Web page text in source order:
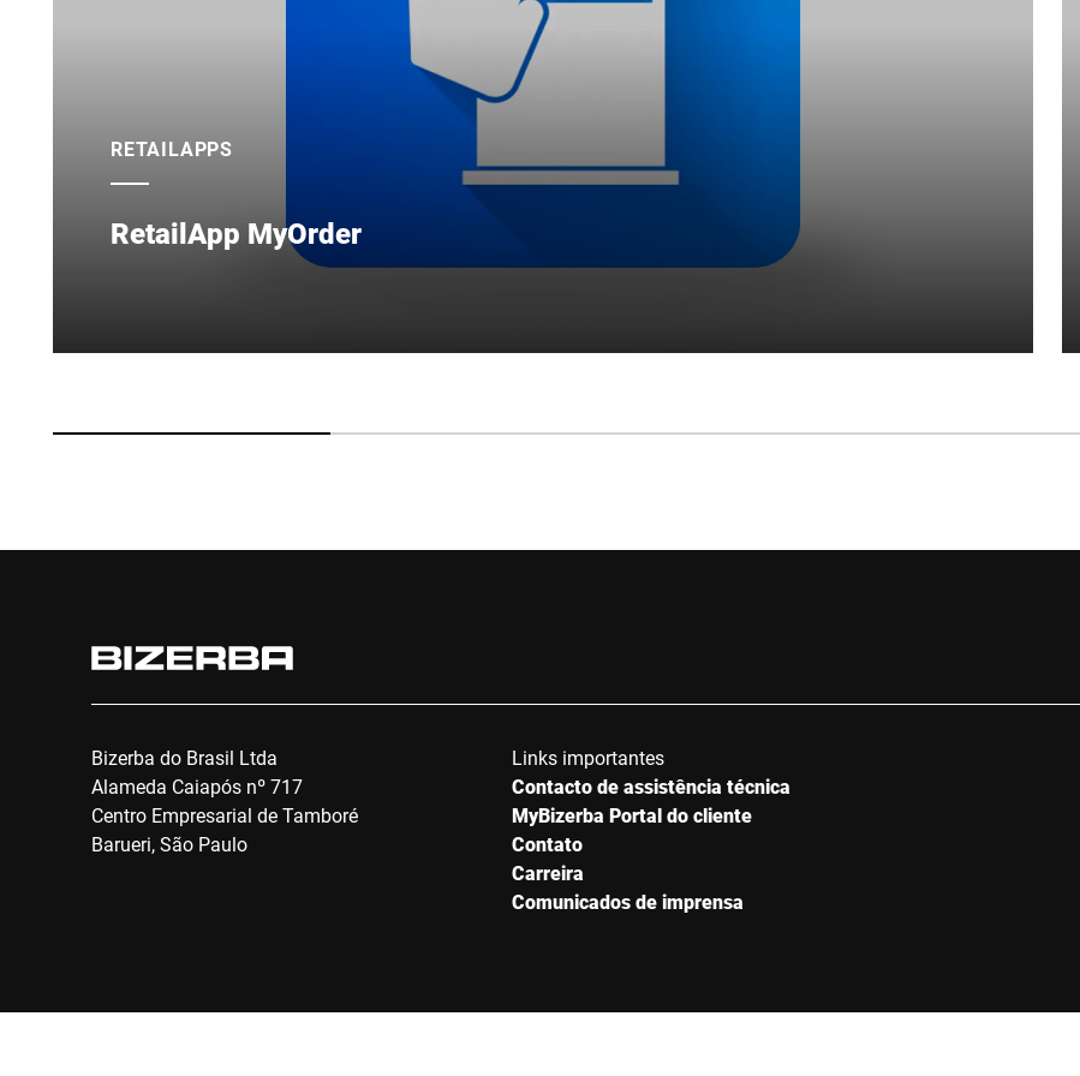
RETAILAPPS
RetailApp MyOrder
Bizerba do Brasil Ltda
Alameda Caiapós nº 717
Centro Empresarial de Tamboré
Barueri, São Paulo
Links importantes
Contacto de assistência técnica
MyBizerba Portal do cliente
Contato
Carreira
Comunicados de imprensa